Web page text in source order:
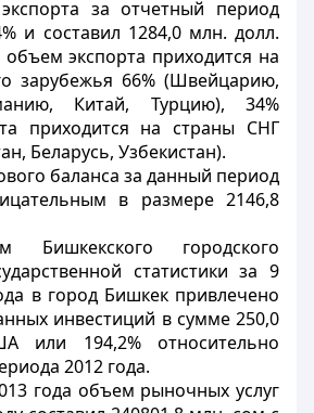
за отчетный период
и составил 1284,0 млн. долл.
экспорта приходится на
зарубежья 66% (Швейцарию,
Китай, Турцию), 34%
приходится на страны СНГ
Беларусь, Узбекистан).
баланса за данный период
в размере 2146,8
городского
статистики за 9
в город Бишкек привлечено
инвестиций в сумме 250,0
или 194,2% относительно
2012 года.
года объем рыночных услуг